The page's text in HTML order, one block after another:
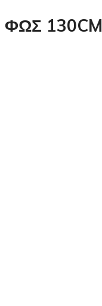
130CM